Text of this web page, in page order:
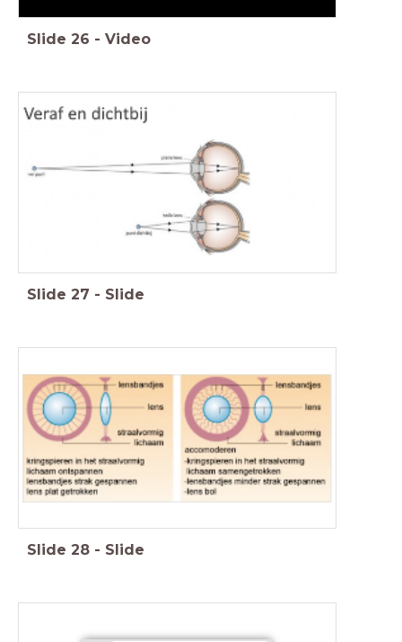
Slide 26 - Video
Slide 27 - Slide
Slide 28 - Slide